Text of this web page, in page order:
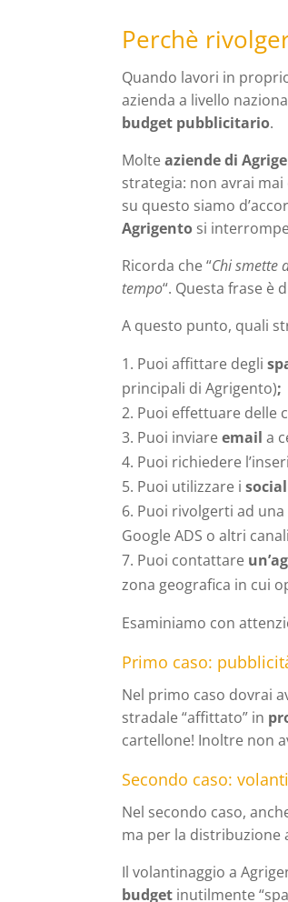
Perchè
Quando lavori in
azienda a livello
budget pubblicitario.
Molteaziende di
strategia: non avrai
su questo siamo
Agrigento si
Ricorda che “Chi smette
tempo“. Questa frase è
A questo punto, quali
Puoi affittare degli
principali di Agrigento);
Puoi effettuare delle
Puoi inviareemail a
Puoi richiedere
Puoi utilizzare i
Puoi rivolgerti ad
Google ADS o altri
Puoi contattare
zona geografica in cui
Esaminiamo con
Primo caso:
Nel primo caso dovrai
stradale “affittato” in
cartellone! Inoltre non
Secondo caso:
Nel secondo caso,
ma per la distribuzione
Il volantinaggio a
budget inutilmente